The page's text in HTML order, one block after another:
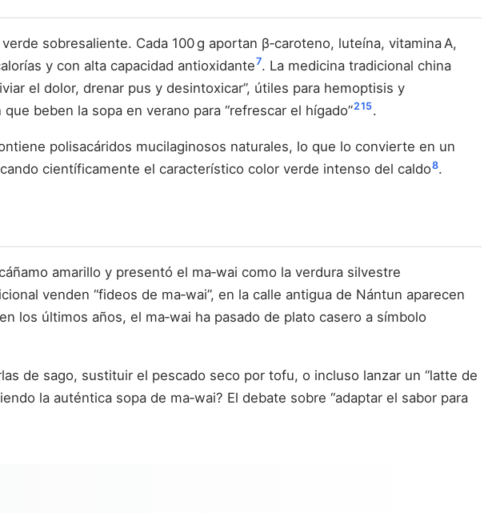
sobresaliente. Cada 100 g aportan β‑caroteno, luteína, vitamina A,
y con alta capacidad antioxidante7. La medicina tradicional china
el dolor, drenar pus y desintoxicar”, útiles para hemoptisis y
beben la sopa en verano para “refrescar el hígado”215.
polisacáridos mucilaginosos naturales, lo que lo convierte en un
científicamente el característico color verde intenso del caldo8.
amarillo y presentó el ma‑wai como la verdura silvestre
venden “fideos de ma‑wai”, en la calle antigua de Nántun aparecen
los últimos años, el ma‑wai ha pasado de plato casero a símbolo
de sago, sustituir el pescado seco por tofu, o incluso lanzar un “latte de
la auténtica sopa de ma‑wai? El debate sobre “adaptar el sabor para